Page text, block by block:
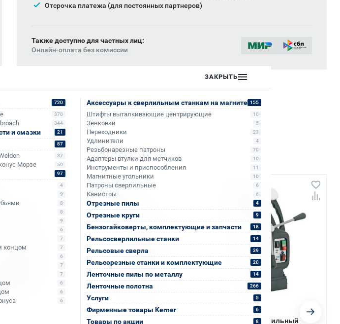
Отсрочка платежа (для постоянных партнеров)
Также доступно для частных лиц:
Онлайн-оплата без комиссии
Арт. КБ003231
Магнитный сверлильный
Магнитный сверлильный
ЗАКРЫТЬ
720
370
344
и смазки 21
87
37
Морзе 50
97
4
9
8
8
9
6
7
концом 7
6
7
7
6
6
6
Аксессуары к сверлильным станкам на магните 155
Штифты выталкивающие центрирующие 10
Зенковки 5
Переходники 23
Удлинители 4
Резьбонарезные патроны 70
Адаптеры втулки для метчиков 10
Инструменты и приспособления 11
Магнитные угольники 10
Патроны сверлильные 6
Канистры 6
Отрезные пилы 4
Отрезные круги 9
Бензогайковерты, комплектующие и запчасти 18
Рельсосверлильные станки 14
Рельсовые сверла 39
Рельсорезные станки и комплектующие 20
Ленточные пилы по металлу 14
Ленточные полотна 266
Услуги 5
Фирменные товары Kerner 6
Товары по акции 8